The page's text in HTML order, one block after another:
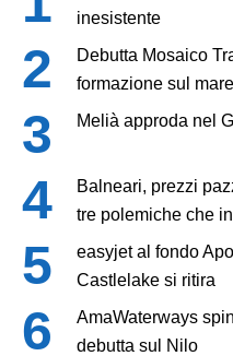
inesistente
Debutta Mosaico
formazione sul mare
Melià approda nel
Balneari, prezzi
tre polemiche che
easyjet al fondo
Castlelake si ritira
AmaWaterways
debutta sul Nilo